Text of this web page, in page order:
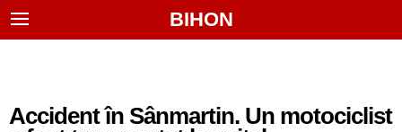
BIHON
Accident în Sânmartin. Un motociclist